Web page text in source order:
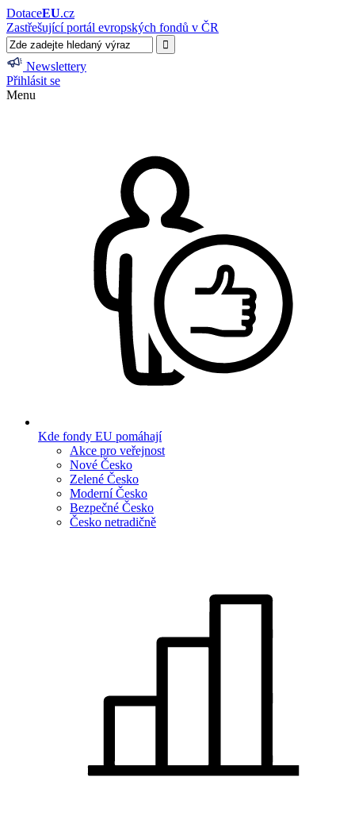
DotaceEU.cz
Zastřešující portál evropských fondů v ČR
Newslettery
Přihlásit se
Menu
Kde fondy EU pomáhají
Akce pro veřejnost
Nové Česko
Zelené Česko
Moderní Česko
Bezpečné Česko
Česko netradičně